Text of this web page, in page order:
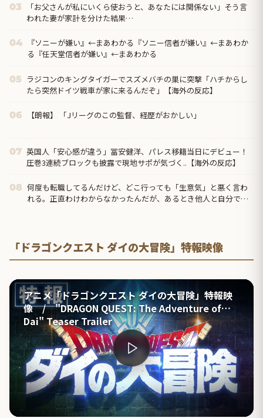
03
「お父さんが私にいくら使おうと、あなたには関係ない」そう言
われた妻が家計を分けた結果…
04
『ソニーが嫌い』←まあわかる『ソニー信者が嫌い』←まあわか
る『任天堂信者が嫌い』←まあわかる
05 ラジコンのキングタイガーでスズメバチの巣に突撃「ハチからし
たら突然ドイツ戦車が家に来るんだぞ」【海外の反応】
06 【朗報】 「Jリーグのこの監督、経歴がおかしい」
07 英国人「安心感が違う」冨安健洋、パレス移籍当日にデビュー！
圧巻3連続ブロックも披露で現地サポが気づく..【海外の反応】
08 何度も転職してるんだけど、どこ行っても「生意気」と悪く言わ
れる。正直わけわからなかったんだが、あるとき他人と自分では
「ドラゴンクエスト ダイの大冒険」特報映像
アニメ「ドラゴンクエスト ダイの大冒険」特報映
像 / "DRAGON QUEST: The Adventure of
Dai" Teaser Trailer